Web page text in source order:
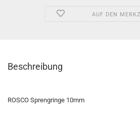
AUF DEN
Beschreibung
ROSCO Sprengringe 10mm